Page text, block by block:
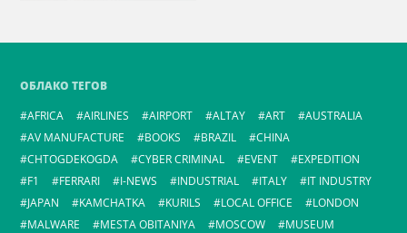
ОБЛАКО ТЕГОВ
AFRICA
AIRLINES AIRPORT ALTAY ART
AUSTRALIA
AV MANUFACTURE
BOOKS BRAZIL
CHINA
CHTOGDEKOGDA
CYBER CRIMINAL EVENT
EXPEDITION
F1
FERRARI I-NEWS INDUSTRIAL ITALY
IT INDUSTRY
JAPAN
KAMCHATKA KURILS LOCAL OFFICE
LONDON
MALWARE
MESTA OBITANIYA MOSCOW
MUSEUM